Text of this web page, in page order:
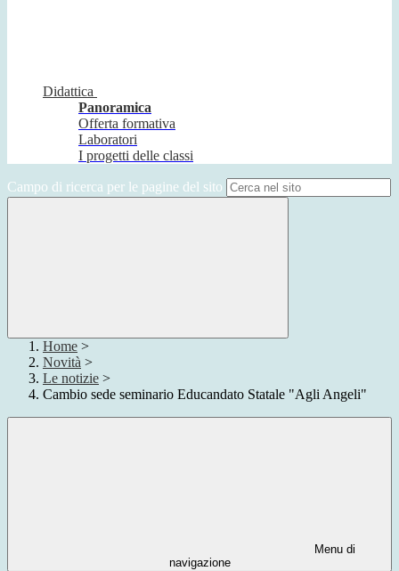
Didattica
Panoramica
Offerta formativa
Laboratori
I progetti delle classi
Campo di ricerca per le pagine del sito
Home >
Novità >
Le notizie >
Cambio sede seminario Educandato Statale "Agli Angeli"
Menu di
navigazione